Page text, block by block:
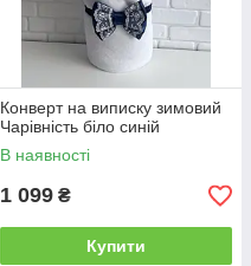
Конверт на виписку зимовий
Чарівність біло синій
В наявності
1 099 ₴
Купити